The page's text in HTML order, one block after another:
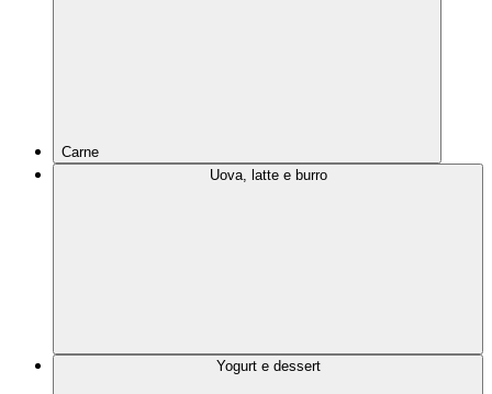
Carne
Uova, latte e burro
Yogurt e dessert